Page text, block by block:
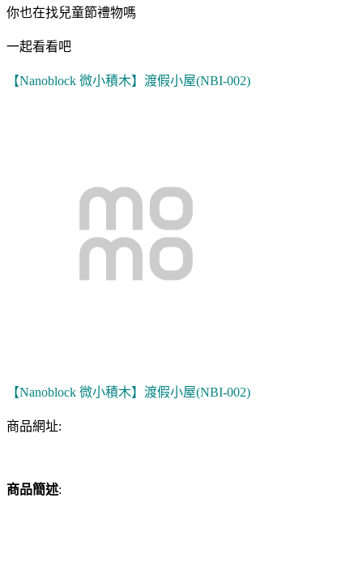
你也在找兒童節禮物嗎
一起看看吧
【Nanoblock 微小積木】渡假小屋(NBI-002)
【Nanoblock 微小積木】渡假小屋(NBI-002)
商品網址:
商品簡述: